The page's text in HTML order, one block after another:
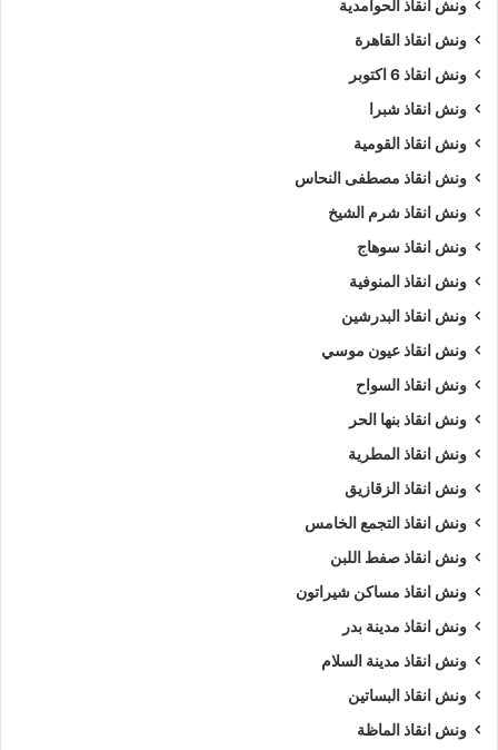
ونش انقاذ الحوامدية
ونش انقاذ القاهرة
ونش انقاذ 6 اكتوبر
ونش انقاذ شبرا
ونش انقاذ القومية
ونش انقاذ مصطفى النحاس
ونش انقاذ شرم الشيخ
ونش انقاذ سوهاج
ونش انقاذ المنوفية
ونش انقاذ البدرشين
ونش انقاذ عيون موسي
ونش انقاذ السواح
ونش انقاذ بنها الحر
ونش انقاذ المطرية
ونش انقاذ الزقازيق
ونش انقاذ التجمع الخامس
ونش انقاذ صفط اللبن
ونش انقاذ مساكن شيراتون
ونش انقاذ مدينة بدر
ونش انقاذ مدينة السلام
ونش انقاذ البساتين
ونش انقاذ الماظة